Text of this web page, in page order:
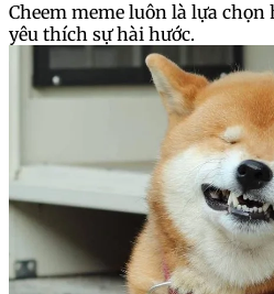
Cheem meme luôn là lựa
yêu thích sự hài hước.